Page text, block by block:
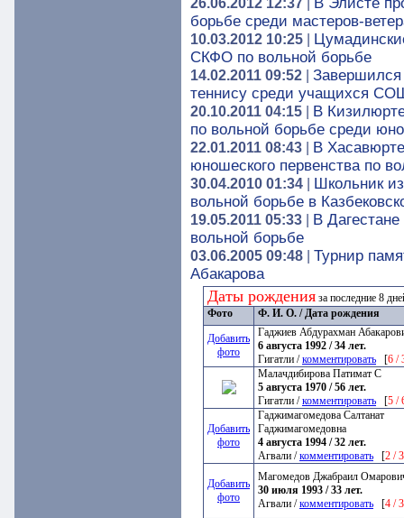
26.06.2012 12:37
борьбе среди мастеров-
10.03.2012 10:25
СКФО по вольной борьбе
14.02.2011 09:52
Завершился
теннису среди учащихся
20.10.2011 04:15
В
по вольной борьбе среди
22.01.2011 08:43
В
юношеского первенства по
30.04.2010 01:34
Школьник
вольной борьбе в
19.05.2011 05:33
В
вольной борьбе
03.06.2005 09:48
Турнир
Абакарова
Даты рождения за последние 8
Фото
Ф. И. О. / Дата рождения
Добавить
фото
Гаджиев Абдурахман
6 августа 1992 / 34 лет.
Гигатли /комментировать [6 /
Малачдибирова Патимат С
5 августа 1970 / 56 лет.
Гигатли /комментировать [5 /
Добавить
фото
Гаджимагомедова Салтанат
Гаджимагомедовна
4 августа 1994 / 32 лет.
Агвали /комментировать [2 /
Добавить
фото
Магомедов Джабраил
30 июля 1993 / 33 лет.
Агвали /комментировать [4 /